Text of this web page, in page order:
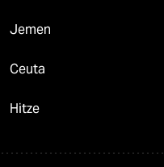
Jemen
Ceuta
Hitze